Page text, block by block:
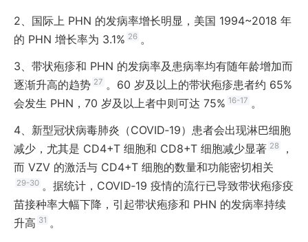
生帶状疱疹的危险因素
2、 国际上 PHN 的发病率增长明显，美国 1994~2018 年
的 PHN 增长率为 3.1% 26 。
3、 带状疱疹和 PHN 的发病率及患病率均有随年龄增加而
逐渐升高的趋势 27 。60 岁及以上的带状疱疹患者约 65%
会发生 PHN，70 岁及以上者中则可达 75% 16-17 。
4、 新型冠状病毒肺炎（COVID‑19）患者会出现淋巴细胞
减少，尤其是 CD4+T 细胞和 CD8+T 细胞减少显著 28
，
而 VZV 的激活与 CD4+T 细胞的数量和功能密切相关
29-30 。据统计，COVID‑19 疫情的流行已导致带状疱疹疫
苗接种率大幅下降，引起带状疱疹和 PHN 的发病率持续
升高 31 。